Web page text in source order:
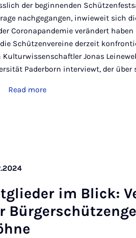
der beginnenden
nachgegangen, inwieweit sich
Coronapandemie verändert
Schützenvereine derzeit
Kulturwissenschaftler Jonas
Paderborn interviewt, der über
Read more
im Blick: